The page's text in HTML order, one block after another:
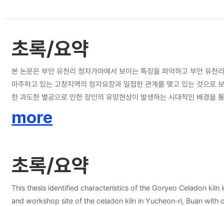
초록/요약
본 논문은 부안 유천리 청자가마에서 보이는 특징을 파악하고 부안 유천리 청자요장과
마주하고 있는 고창지역의 청자요장과 밀접한 관계를 맺고 있는 것으로
한 과도한 별공으로 인한 장인의 유망현상이 발생하는 시대적인 배경을
되고 있는 완을 고창 용계리와 같은 운영시기에 생산하고 있었던 것을 알 수 있었다. 가마 구조의 변화를 통해 청자요업기술을 발전시키고자 하였던 노력들이 부안 유천리 가마들의 구조와 특징에서 확인되
범위가 넓어지면서 요업이 진행되는 자연환경도 변화하게 되었다. 특히
유천리에서 더욱 낮은 자연경사도를 얻을 수 있었으며 점차 도공이 불
된 것으로 생각된다. 경제적인 측면에서 볼 때, 초벌구이는 경제적이지
노력을 해석된다. 부안 유천리 3구역 요장에서 확인된 건물지와 공방지들은 청자를 제작하는 과정부터 선별, 보관하는 단계까지 청자를 제작하기 위한 모든 공정들이 건물지와 공방지의 성격에 반영되어 있는 것을 확인하였다. 요장에서 확
more
초록/요약
This thesis identified characteristics of the Goryeo Celadon
and workshop site of the celadon kiln in Yucheon-ri, Buan with